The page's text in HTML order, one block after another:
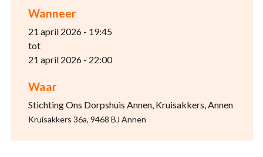
Wanneer
21 april 2026 - 19:45
tot
21 april 2026 - 22:00
Waar
Stichting Ons Dorpshuis Annen, Kruisakkers, Annen
Kruisakkers 36a, 9468 BJ Annen